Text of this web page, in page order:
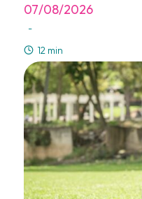
07/08/2026
-
12 min